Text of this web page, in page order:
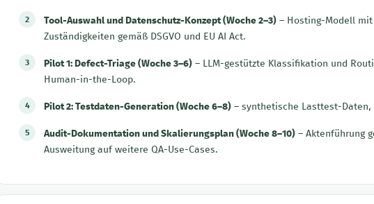
Tool-Auswahl und Datenschutz-Konzept (Woche 2–3) – Hosting-Modell
Zuständigkeiten gemäß DSGVO und EU AI Act.
Pilot 1: Defect-Triage (Woche 3–6) – LLM-gestützte Klassifikation und
Human-in-the-Loop.
Pilot 2: Testdaten-Generation (Woche 6–8) – synthetische Lasttest-
Audit-Dokumentation und Skalierungsplan (Woche 8–10) – Aktenführung
Ausweitung auf weitere QA-Use-Cases.